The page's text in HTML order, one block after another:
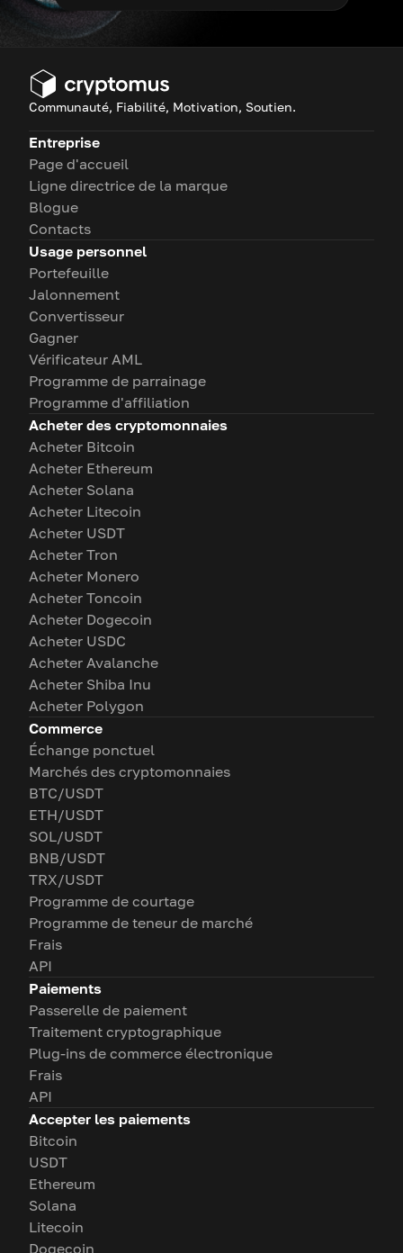
Communauté, Fiabilité, Motivation, Soutien.
Entreprise
Page d'accueil
Ligne directrice de la marque
Blogue
Contacts
Usage personnel
Portefeuille
Jalonnement
Convertisseur
Gagner
Vérificateur AML
Programme de parrainage
Programme d'affiliation
Acheter des cryptomonnaies
Acheter Bitcoin
Acheter Ethereum
Acheter Solana
Acheter Litecoin
Acheter USDT
Acheter Tron
Acheter Monero
Acheter Toncoin
Acheter Dogecoin
Acheter USDC
Acheter Avalanche
Acheter Shiba Inu
Acheter Polygon
Commerce
Échange ponctuel
Marchés des cryptomonnaies
BTC/USDT
ETH/USDT
SOL/USDT
BNB/USDT
TRX/USDT
Programme de courtage
Programme de teneur de marché
Frais
API
Paiements
Passerelle de paiement
Traitement cryptographique
Plug-ins de commerce électronique
Frais
API
Accepter les paiements
Bitcoin
USDT
Ethereum
Solana
Litecoin
Dogecoin